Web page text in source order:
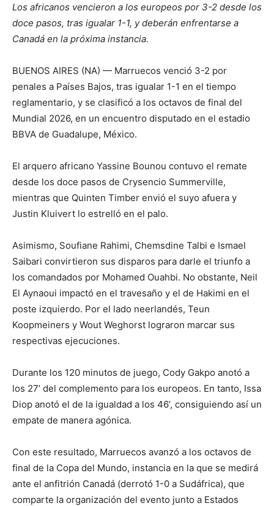
Los africanos vencieron a los europeos por 3-2 desde los
doce pasos, tras igualar 1-1, y deberán enfrentarse a
Canadá en la próxima instancia.
BUENOS AIRES (NA) — Marruecos venció 3-2 por
penales a Países Bajos, tras igualar 1-1 en el tiempo
reglamentario, y se clasificó a los octavos de final del
Mundial 2026, en un encuentro disputado en el estadio
BBVA de Guadalupe, México.
El arquero africano Yassine Bounou contuvo el remate
desde los doce pasos de Crysencio Summerville,
mientras que Quinten Timber envió el suyo afuera y
Justin Kluivert lo estrelló en el palo.
Asimismo, Soufiane Rahimi, Chemsdine Talbi e Ismael
Saibari convirtieron sus disparos para darle el triunfo a
los comandados por Mohamed Ouahbi. No obstante, Neil
El Aynaoui impactó en el travesaño y el de Hakimi en el
poste izquierdo. Por el lado neerlandés, Teun
Koopmeiners y Wout Weghorst lograron marcar sus
respectivas ejecuciones.
Durante los 120 minutos de juego, Cody Gakpo anotó a
los 27’ del complemento para los europeos. En tanto, Issa
Diop anotó el de la igualdad a los 46’, consiguiendo así un
empate de manera agónica.
Con este resultado, Marruecos avanzó a los octavos de
final de la Copa del Mundo, instancia en la que se medirá
ante el anfitrión Canadá (derrotó 1-0 a Sudáfrica), que
comparte la organización del evento junto a Estados